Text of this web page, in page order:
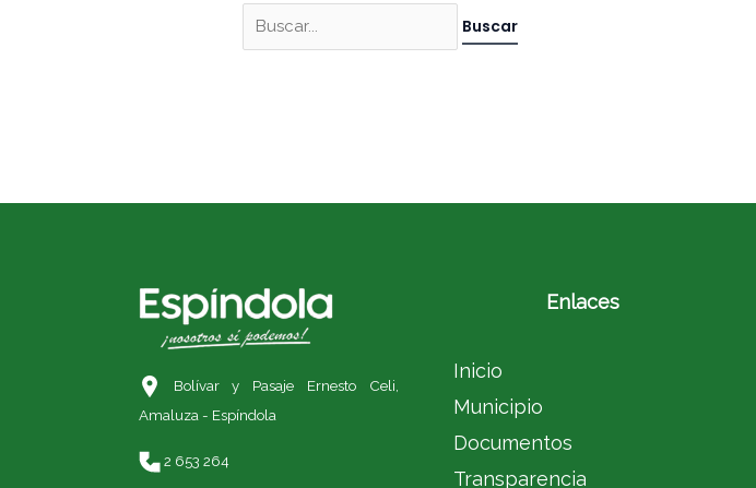
Bolívar y Pasaje Ernesto Celi,
Amaluza - Espíndola
2 653 264
Enlaces
Inicio
Municipio
Documentos
Transparencia